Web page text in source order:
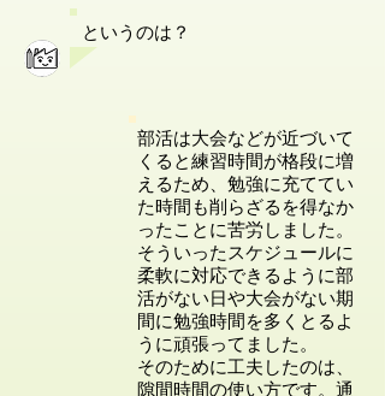
というのは？
部活は大会などが近づいて
くると練習時間が格段に増
えるため、勉強に充ててい
た時間も削らざるを得なか
ったことに苦労しました。
そういったスケジュールに
柔軟に対応できるように部
活がない日や大会がない期
間に勉強時間を多くとるよ
うに頑張ってました。
そのために工夫したのは、
隙間時間の使い方です。通